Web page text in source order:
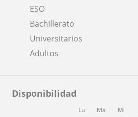
ESO
Bachillerato
Universitarios
Adultos
Disponibilidad
Lu Ma Mi